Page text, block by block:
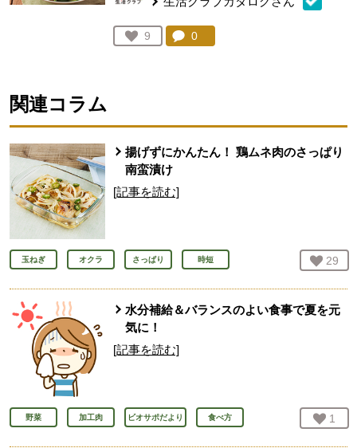
お気に入り登録：
9
人が登録
コメント：
0
関連コラム
揚げずにかんたん！ 鶏ムネ肉のさっぱり
南蛮漬け
[記事を読む]
玉ねぎ オクラ さっぱり 時短 お気
29
水分補給＆バランスのよい食事で夏を元
気に！
[記事を読む]
野菜 加工肉 ビオサポだより 食べ方 お気
1